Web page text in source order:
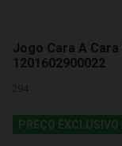
Jogo Cara A
1201602900022
294
PREÇO EXCLUSIVO